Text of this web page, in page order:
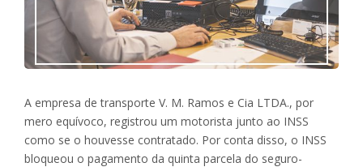
A empresa de transporte V. M. Ramos e Cia LTDA., por
mero equívoco, registrou um motorista junto ao INSS
como se o houvesse contratado. Por conta disso, o INSS
bloqueou o pagamento da quinta parcela do seguro-